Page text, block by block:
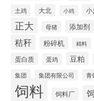
土鸡 大北 小鸡
正大 母猪 添加剂
秸秆 粉碎机 精料
蛋白质 蛋鸡 豆粕
集团 集团有限公司 青
饲料 饲料厂